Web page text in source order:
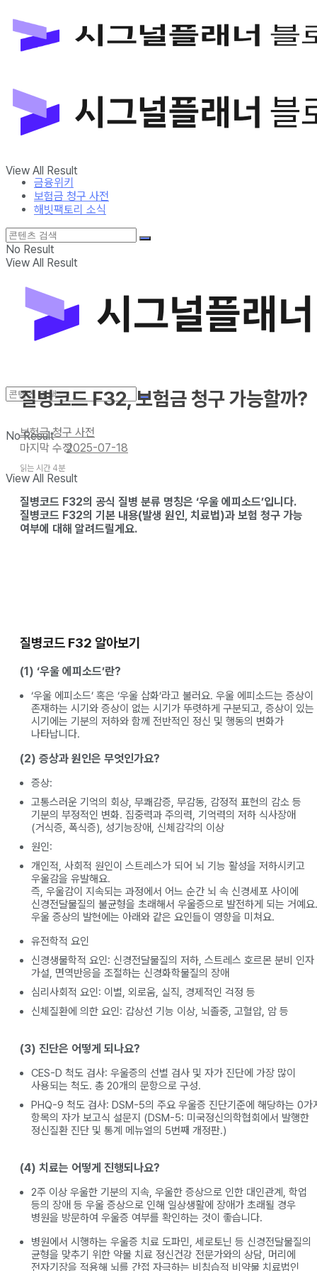
보험금 청구 사전
해빗팩토리 소식
View All Result
금융위키
보험금 청구 사전
해빗팩토리 소식
No Result
View All Result
No Result
View All Result
질병코드 F32, 보험금 청구 가능할까?
보험금 청구 사전
2025-07-18
읽는 시간 4분
질병코드 F32의 공식 질병 분류 명칭은 ‘우울 에피소드’입니다.
질병코드 F32의 기본 내용(발생 원인, 치료법)과 보험 청구 가능
여부에 대해 알려드릴게요.
질병코드 F32 알아보기
(1) ‘우울 에피소드’란?
‘우울 에피소드’ 혹은 ‘우울 삽화’라고 불러요. 우울 에피소드는 증상이
존재하는 시기와 증상이 없는 시기가 뚜렷하게 구분되고, 증상이 있는
시기에는 기분의 저하와 함께 전반적인 정신 및 행동의 변화가
나타납니다.
(2) 증상과 원인은 무엇인가요?
증상:
고통스러운 기억의 회상, 무쾌감증, 무감동, 감정적 표현의 감소 등
기분의 부정적인 변화. 집중력과 주의력, 기억력의 저하 식사장애
(거식증, 폭식증), 성기능장애, 신체감각의 이상
원인:
개인적, 사회적 원인이 스트레스가 되어 뇌 기능 활성을 저하시키고
우울감을 유발해요.
즉, 우울감이 지속되는 과정에서 어느 순간 뇌 속 신경세포 사이에
신경전달물질의 불균형을 초래해서 우울증으로 발전하게 되는 거예요.
우울 증상의 발현에는 아래와 같은 요인들이 영향을 미쳐요.
유전학적 요인
신경생물학적 요인: 신경전달물질의 저하, 스트레스 호르몬 분비 인자
가설, 면역반응을 조절하는 신경화학물질의 장애
심리사회적 요인: 이별, 외로움, 실직, 경제적인 걱정 등
신체질환에 의한 요인: 갑상선 기능 이상, 뇌졸중, 고혈압, 암 등
(3) 진단은 어떻게 되나요?
CES-D 척도 검사: 우울증의 선별 검사 및 자가 진단에 가장 많이
사용되는 척도. 총 20개의 문항으로 구성.
PHQ-9 척도 검사: DSM-5의 주요 우울증 진단기준에 해당하는 0가
항목의 자가 보고식 설문지 (DSM-5: 미국정신의학협회에서 발행한
정신질환 진단 및 통계 메뉴얼의 5번째 개정판.)
(4) 치료는 어떻게 진행되나요?
2주 이상 우울한 기분의 지속, 우울한 증상으로 인한 대인관계, 학업
등의 장애 등 우울 증상으로 인해 일상생활에 장애가 초래될 경우
병원을 방문하여 우울증 여부를 확인하는 것이 좋습니다.
병원에서 시행하는 우울증 치료 도파민, 세로토닌 등 신경전달물질의
균형을 맞추기 위한 약물 치료 정신건강 전문가와의 상담, 머리에
전자기장을 적용해 뇌를 간접 자극하는 비침습적 비약물 치료법인